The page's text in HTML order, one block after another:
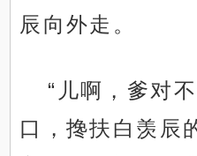
辰向外走。
“儿啊，爹对
口，搀扶白羡辰